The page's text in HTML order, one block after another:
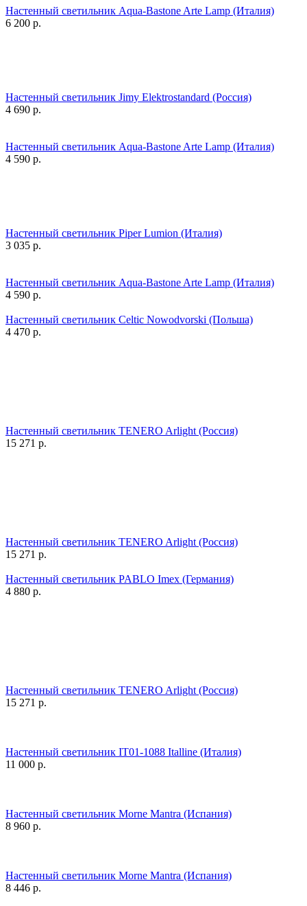
Настенный светильник Aqua-Bastone Arte Lamp (Италия)
6 200 р.
Настенный светильник Jimy Elektrostandard (Россия)
4 690 р.
Настенный светильник Aqua-Bastone Arte Lamp (Италия)
4 590 р.
Настенный светильник Piper Lumion (Италия)
3 035 р.
Настенный светильник Aqua-Bastone Arte Lamp (Италия)
4 590 р.
Настенный светильник Celtic Nowodvorski (Польша)
4 470 р.
Настенный светильник TENERO Arlight (Россия)
15 271 р.
Настенный светильник TENERO Arlight (Россия)
15 271 р.
Настенный светильник PABLO Imex (Германия)
4 880 р.
Настенный светильник TENERO Arlight (Россия)
15 271 р.
Настенный светильник IT01-1088 Italline (Италия)
11 000 р.
Настенный светильник Morne Mantra (Испания)
8 960 р.
Настенный светильник Morne Mantra (Испания)
8 446 р.